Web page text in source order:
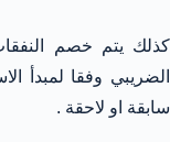
كذلك يتم خصم
الضريبي وفقا لمبدأ
سابقة او لاحقة .